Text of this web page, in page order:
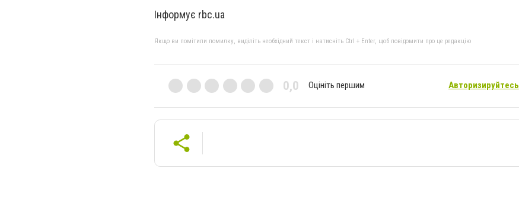
Інформує rbc.ua
Якщо ви помітили помилку, виділіть необхідний текст і натисніть Ctrl + Enter, щоб повідомити про це редакцію
0,0 Оцініть першим Авторизируйтесь